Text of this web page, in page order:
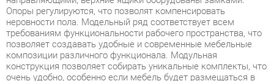
композиции различного функционала. Модульная
конструкция позволяет собирать уникальные комплекты, что
очень удобно, особенно если мебель будет размещаться в
помещении с нестандартной планировкой. Элегантная
простота форм и функциональность коллекции Trend
представляют широкие возможности для построения
современного, динамичного и удобного интерьера. Подобная